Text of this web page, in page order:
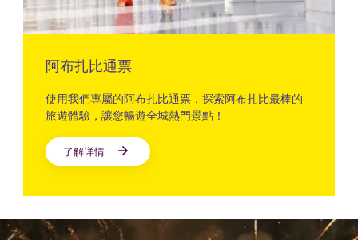
阿布扎比通票
使用我們專屬的阿布扎比通票，探索阿布扎比最棒的
旅遊體驗，讓您暢遊全城熱門景點！
了解详情